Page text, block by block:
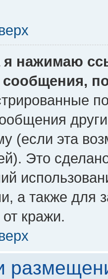
я нажимаю
сообщения,
(если эта
Это
а также для
кражи.